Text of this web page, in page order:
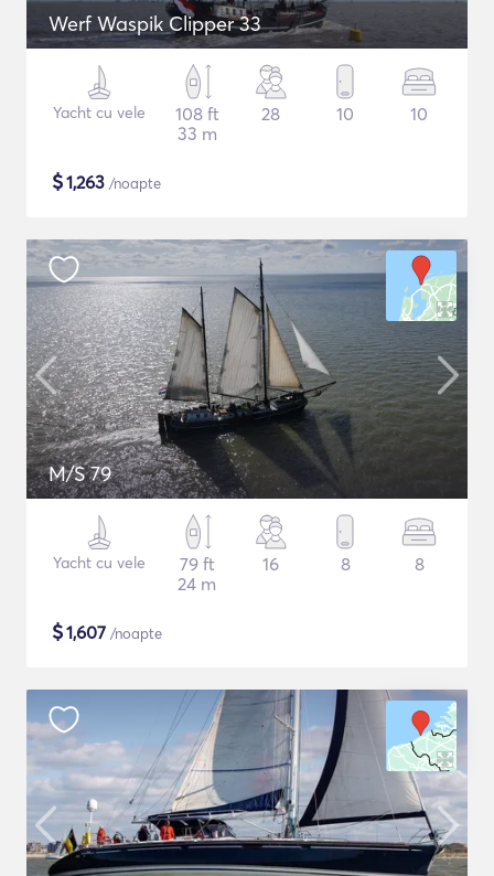
Werf Waspik Clipper 33
Yacht cu vele
108 ft
33 m
28 10 10
$1,263 /noapte
M/S 79
Yacht cu vele
79 ft
24 m
16 8 8
$1,607 /noapte